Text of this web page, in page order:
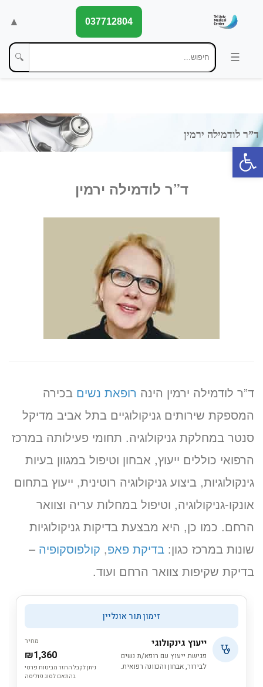
פתח סרגל נגישות
▲ 037712804
🔍
ד”ר לודמילה ירמין
ד”ר לודמילה ירמין הינה רופאת נשים בכירה
המספקת שירותים גניקולוגיים בתל אביב מדיקל
סנטר במחלקת גניקולוגיה. תחומי פעילותה במרכז
הרפואי כוללים ייעוץ, אבחון וטיפול במגוון בעיות
גינקולוגיות, ביצוע גניקולוגיה רוטינית, ייעוץ בתחום
אונקו-גניקולוגיה, וטיפול במחלות עריה וצוואר
הרחם. כמו כן, היא מבצעת בדיקות גניקולוגיות
שונות במרכז כגון: בדיקת פאפ, קולפוסקופיה –
בדיקת שקיפות צוואר הרחם ועוד.